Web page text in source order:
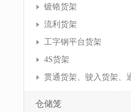
镀铬货架
流利货架
工字钢平台货架
4S货架
仓储笼